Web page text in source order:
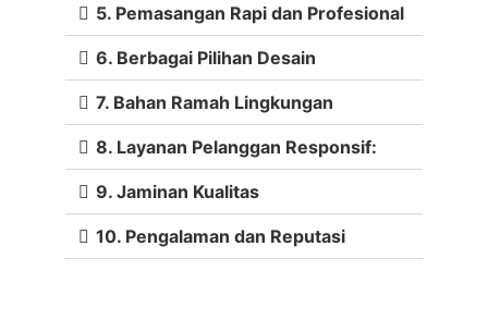
5. Pemasangan Rapi dan Profesional
6. Berbagai Pilihan Desain
7. Bahan Ramah Lingkungan
8. Layanan Pelanggan Responsif:
9. Jaminan Kualitas
10. Pengalaman dan Reputasi